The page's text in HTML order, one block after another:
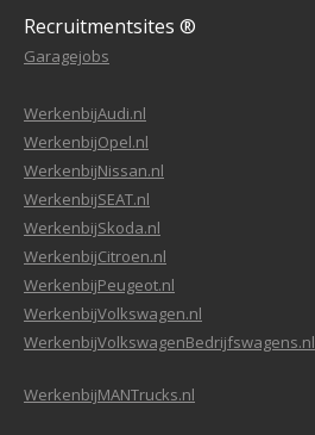
Recruitmentsites ®
Garagejobs
WerkenbijAudi.nl
WerkenbijOpel.nl
WerkenbijNissan.nl
WerkenbijSEAT.nl
WerkenbijSkoda.nl
WerkenbijCitroen.nl
WerkenbijPeugeot.nl
WerkenbijVolkswagen.nl
WerkenbijVolkswagenBedrijfswagens.nl
WerkenbijMANTrucks.nl